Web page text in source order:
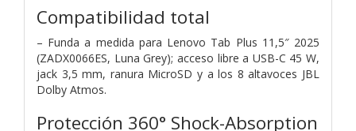
Compatibilidad total
– Funda a medida para Lenovo Tab Plus 11,5″ 2025
(ZADX0066ES, Luna Grey); acceso libre a USB-C 45 W,
jack 3,5 mm, ranura MicroSD y a los 8 altavoces JBL
Dolby Atmos.
Protección 360° Shock-Absorption